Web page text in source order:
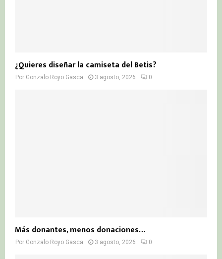
¿Quieres diseñar la camiseta del Betis?
Por Gonzalo Royo Gasca 3 agosto, 2026 0
Más donantes, menos donaciones…
Por Gonzalo Royo Gasca 3 agosto, 2026 0